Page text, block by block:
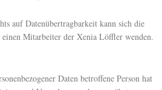
auf Datenübertragbarkeit kann sich die
einen Mitarbeiter der Xenia Löffler wenden.
Daten betroffene Person hat